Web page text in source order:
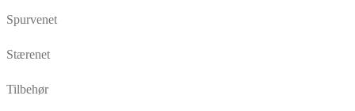
Spurvenet
Stærenet
Tilbehør